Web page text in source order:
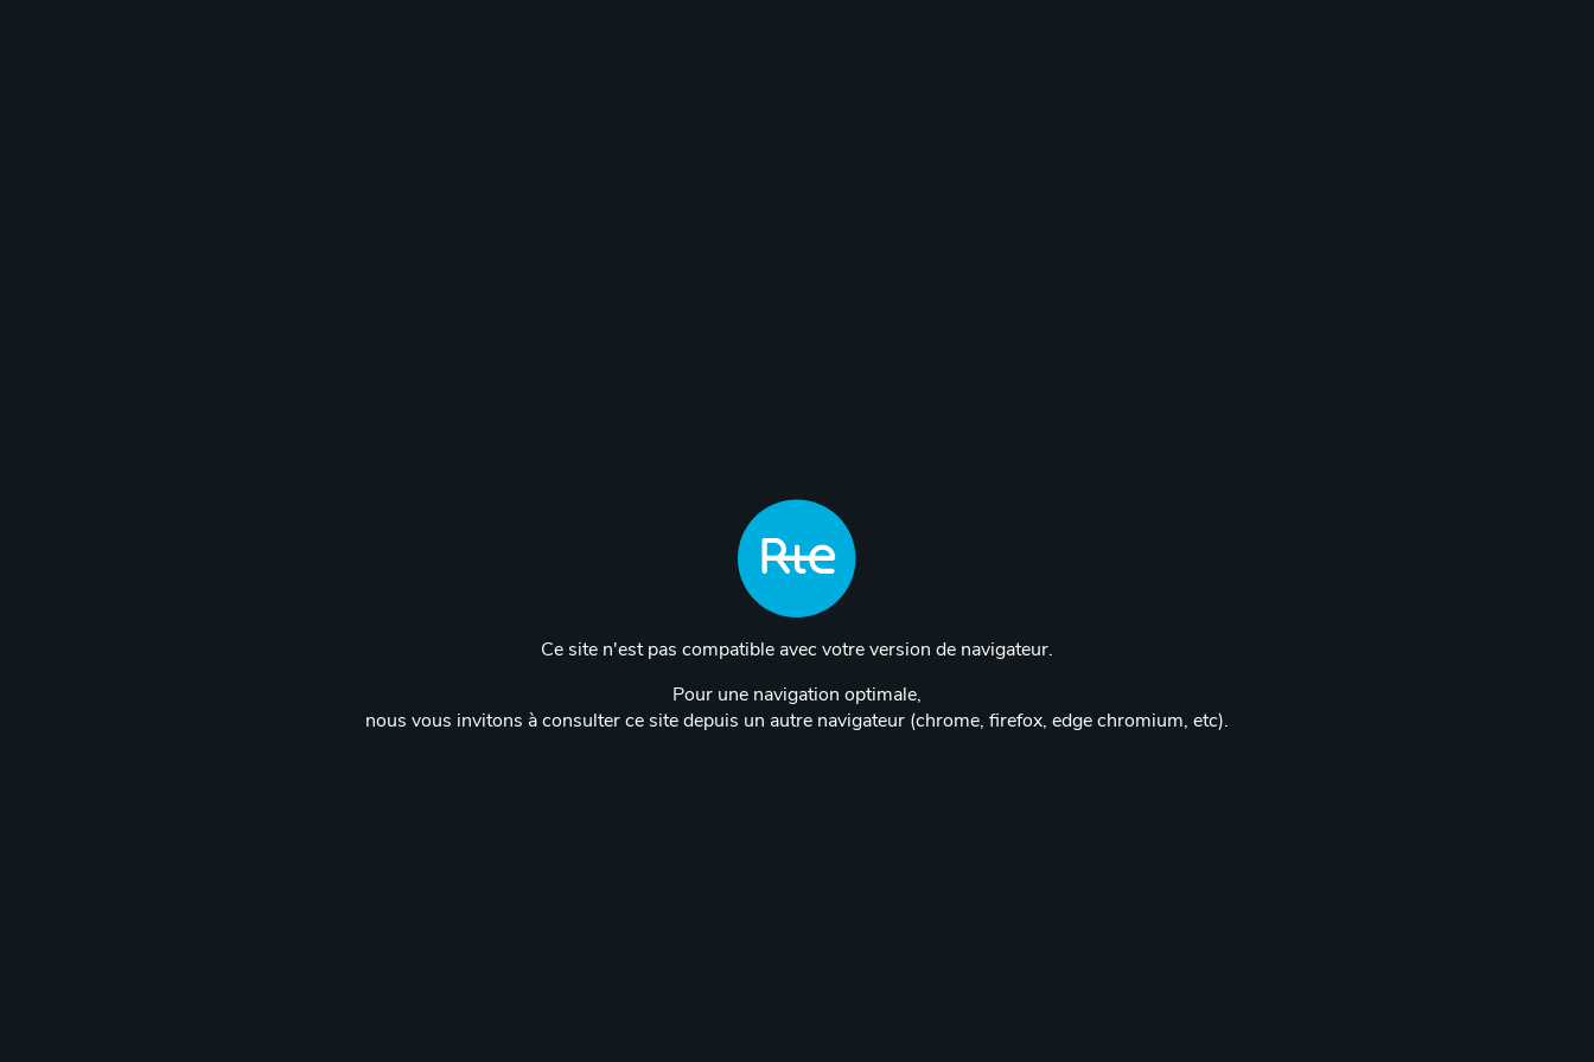
Ce site n'est pas compatible avec votre version de navigateur.
Pour une navigation optimale,
nous vous invitons à consulter ce site depuis un autre navigateur (chrome, firefox, edge chromium, etc).